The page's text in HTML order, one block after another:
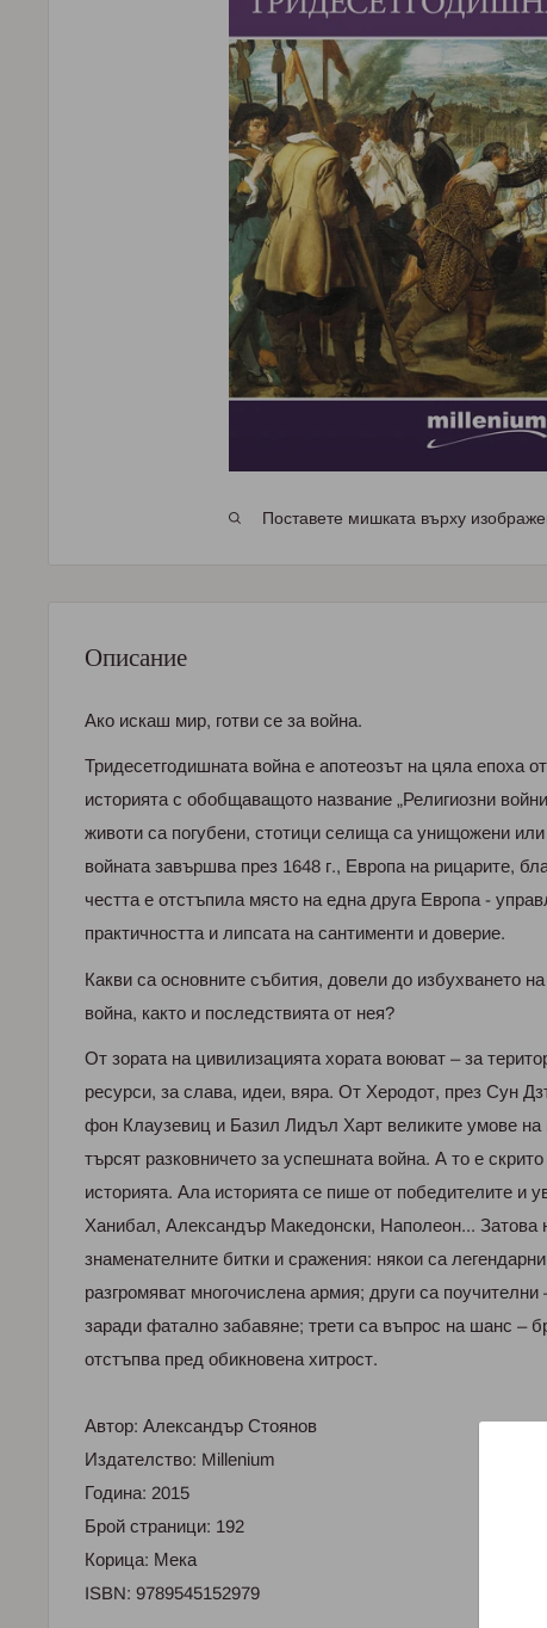
Поставете мишката върху
Описание
Ако искаш мир, готви се за война.
Тридесетгодишната война е апотеозът на цяла епоха
историята с обобщаващото название „Религиозни
животи са погубени, стотици селища са унищожени или
войната завършва през 1648 г., Европа на рицарите,
честта е отстъпила място на една друга Европа -
практичността и липсата на сантименти и доверие.
Какви са основните събития, довели до избухването
война, както и последствията от нея?
От зората на цивилизацията хората воюват – за
ресурси, за слава, идеи, вяра. От Херодот, през Сун
фон Клаузевиц и Базил Лидъл Харт великите умове на
търсят разковничето за успешната война. А то е
историята. Ала историята се пише от победителите и
Ханибал, Александър Македонски, Наполеон... Затова
знаменателните битки и сражения: някои са
разгромяват многочислена армия; други са
заради фатално забавяне; трети са въпрос на шанс –
отстъпва пред обикновена хитрост.
Автор: Александър Стоянов
Издателство: Millenium
Година: 2015
Брой страници: 192
Корица: Мека
ISBN: 9789545152979